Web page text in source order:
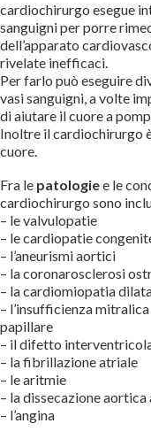
cardiochirurgo esegue
sanguigni per porre
dell’apparato
rivelate inefficaci.
Per farlo può eseguire
vasi sanguigni, a volte
di aiutare il cuore a
Inoltre il cardiochirurgo
cuore.
Fra le patologiee le
cardiochirurgo sono
– le valvulopatie
– le cardiopatie
– l’aneurismi aortici
– la coronarosclerosi
– la cardiomiopatia
– l’insufficienza
papillare
– il difetto
– la fibrillazione atriale
– le aritmie
– la dissecazione aortica
– l’angina